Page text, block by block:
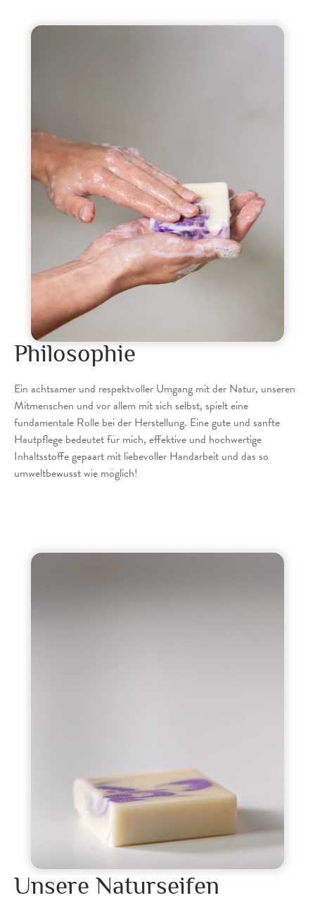
Philosophie
Ein achtsamer und respektvoller Umgang mit der Natur, unseren
Mitmenschen und vor allem mit sich selbst, spielt eine
fundamentale Rolle bei der Herstellung. Eine gute und sanfte
Hautpflege bedeutet für mich, effektive und hochwertige
Inhaltsstoffe gepaart mit liebevoller Handarbeit und das so
umweltbewusst wie möglich!
Unsere Naturseifen